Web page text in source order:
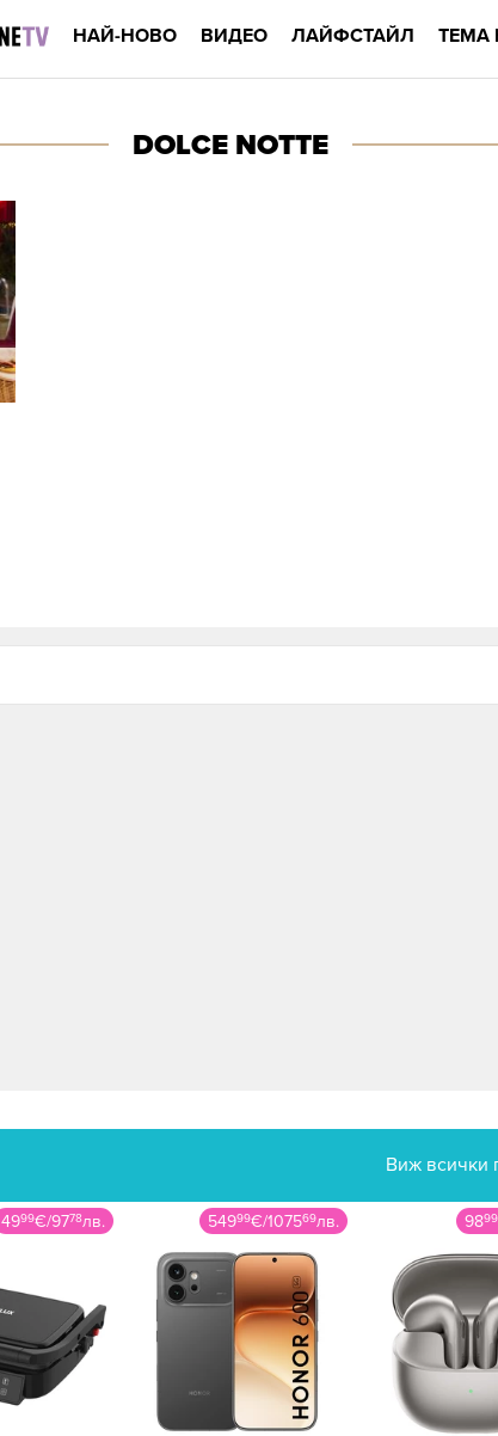
НАЙ-НОВО ВИДЕО ЛАЙФСТАЙЛ ТЕМА
DOLCE NOTTE
Виж всички
4999€/9778лв. 54999€/107569лв. 9899